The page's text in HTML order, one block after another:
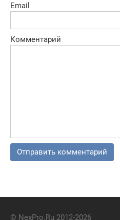
Email
Комментарий
© NexPro.Ru 2012-2026